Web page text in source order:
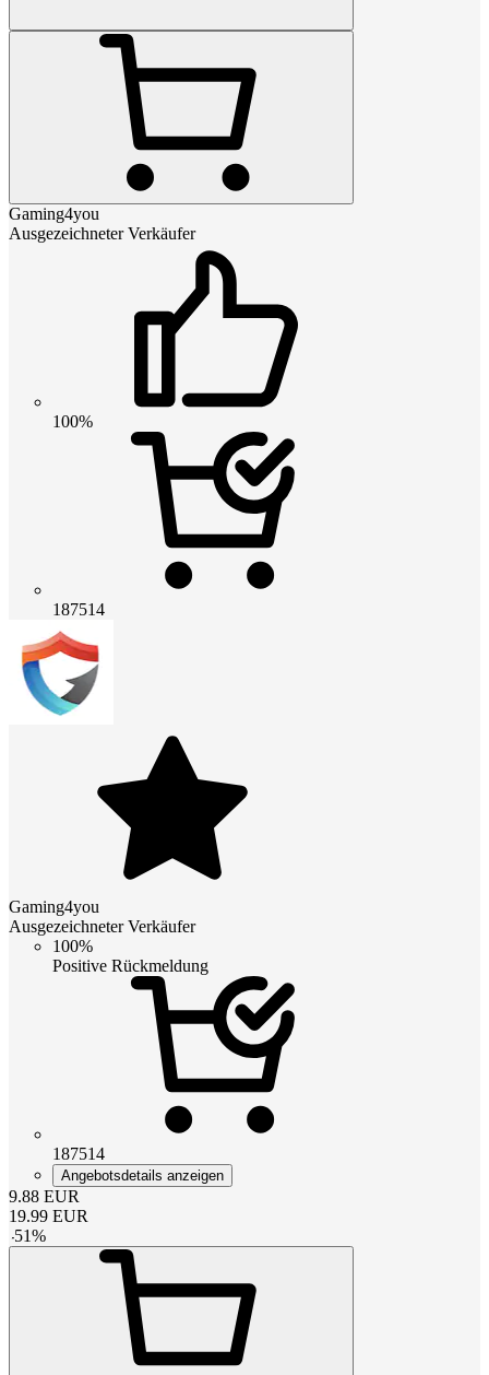
Gaming4you
Ausgezeichneter Verkäufer
100%
187514
Gaming4you
Ausgezeichneter Verkäufer
100%
Positive Rückmeldung
187514
Angebotsdetails anzeigen
9.88 EUR
19.99 EUR
-51%